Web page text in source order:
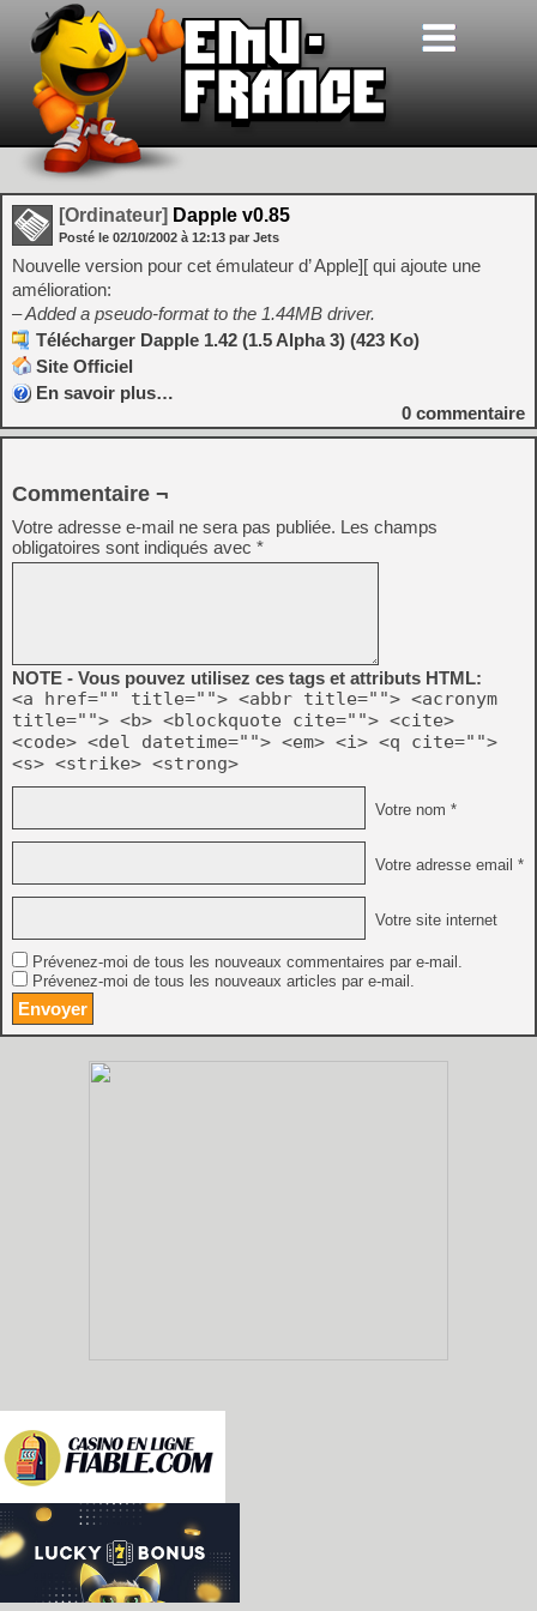
[Ordinateur] Dapple v0.85
Posté le 02/10/2002 à 12:13 par Jets
Nouvelle version pour cet émulateur d’ Apple][ qui ajoute une
amélioration:
– Added a pseudo-format to the 1.44MB driver.
Télécharger Dapple 1.42 (1.5 Alpha 3) (423 Ko)
Site Officiel
En savoir plus…
0 commentaire
Commentaire ¬
Votre adresse e-mail ne sera pas publiée. Les champs
obligatoires sont indiqués avec *
NOTE - Vous pouvez utilisez ces tags et attributs HTML:
<a href="" title=""> <abbr title=""> <acronym
title=""> <b> <blockquote cite=""> <cite>
<code> <del datetime=""> <em> <i> <q cite="">
<s> <strike> <strong>
Votre nom *
Votre adresse email *
Votre site internet
Prévenez-moi de tous les nouveaux commentaires par e-mail.
Prévenez-moi de tous les nouveaux articles par e-mail.